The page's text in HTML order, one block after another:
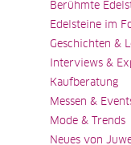
Berühmte
Edelsteine im
Geschichten &
Interviews &
Kaufberatung
Messen &
Mode & Trends
Neues von